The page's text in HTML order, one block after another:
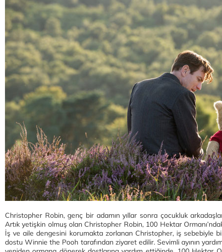
Christopher Robin, genç bir adamın yıllar sonra çocukluk
Artık yetişkin olmuş olan Christopher Robin, 100 Hektar
İş ve aile dengesini korumakta zorlanan Christopher, iş sebebiyle
dostu Winnie the Pooh tarafından ziyaret edilir. Sevimli ayının